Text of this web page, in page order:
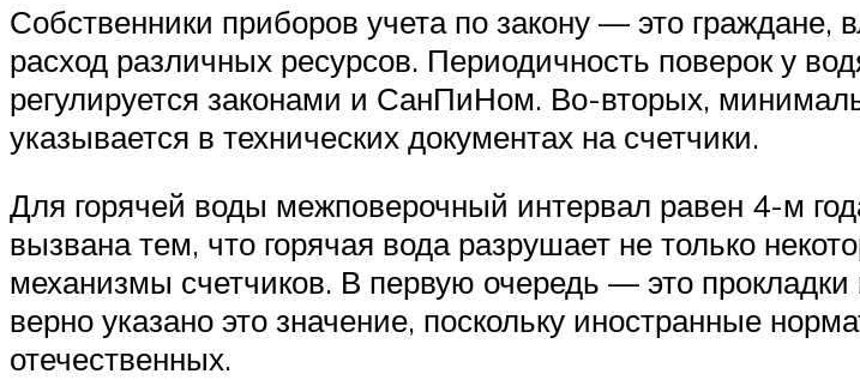
Собственники приборов учета по закону — это
расход различных ресурсов. Периодичность поверок у
регулируется законами и СанПиНом. Во-вторых,
указывается в технических документах на счетчики.
Для горячей воды межповерочный интервал равен 4-м
вызвана тем, что горячая вода разрушает не только
механизмы счетчиков. В первую очередь — это прокладки
верно указано это значение, поскольку иностранные
отечественных.